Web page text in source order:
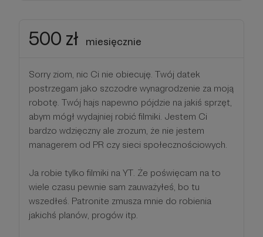
500 zł miesięcznie
Sorry ziom, nic Ci nie obiecuję. Twój datek
postrzegam jako szczodre wynagrodzenie za moją
robotę. Twój hajs napewno pójdzie na jakiś sprzęt,
abym mógł wydajniej robić filmiki. Jestem Ci
bardzo wdzięczny ale zrozum, że nie jestem
managerem od PR czy sieci społecznościowych.
Ja robie tylko filmiki na YT. Że poświęcam na to
wiele czasu pewnie sam zauważyłeś, bo tu
wszedłeś. Patronite zmusza mnie do robienia
jakichś planów, progów itp.